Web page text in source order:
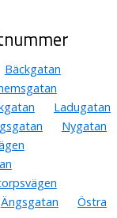
Bäckgatan
Ladugatan
Nygatan
Ängsgatan
Östra